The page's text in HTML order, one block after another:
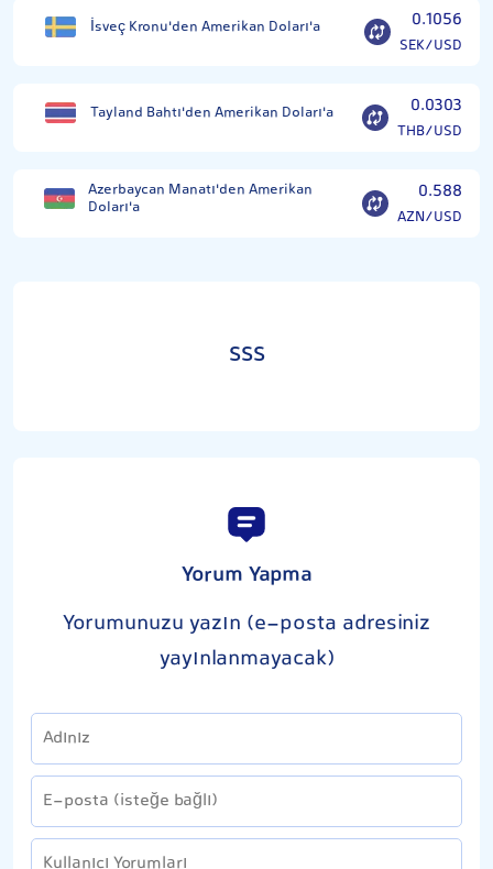
İsveç Kronu'den Amerikan Doları'a 0.1056
SEK/USD
Tayland Bahtı'den Amerikan Doları'a 0.0303
THB/USD
Azerbaycan Manatı'den Amerikan
Doları'a
0.588
AZN/USD
SSS
Yorum Yapma
Yorumunuzu yazın (e-posta adresiniz
yayınlanmayacak)